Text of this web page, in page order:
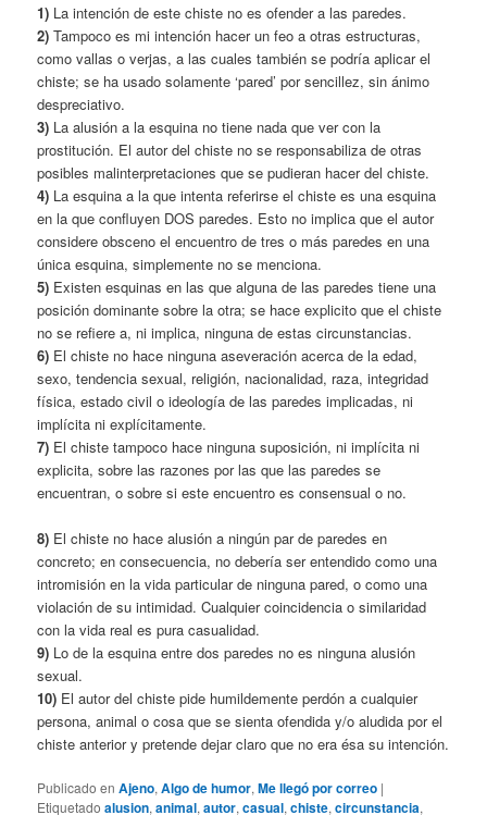
1) La intención de este chiste no es ofender a las paredes.
2) Tampoco es mi intención hacer un feo a otras estructuras,
como vallas o verjas, a las cuales también se podría aplicar el
chiste; se ha usado solamente ‘pared’ por sencillez, sin ánimo
despreciativo.
3) La alusión a la esquina no tiene nada que ver con la
prostitución. El autor del chiste no se responsabiliza de otras
posibles malinterpretaciones que se pudieran hacer del chiste.
4) La esquina a la que intenta referirse el chiste es una esquina
en la que confluyen DOS paredes. Esto no implica que el autor
considere obsceno el encuentro de tres o más paredes en una
única esquina, simplemente no se menciona.
5) Existen esquinas en las que alguna de las paredes tiene una
posición dominante sobre la otra; se hace explicito que el chiste
no se refiere a, ni implica, ninguna de estas circunstancias.
6) El chiste no hace ninguna aseveración acerca de la edad,
sexo, tendencia sexual, religión, nacionalidad, raza, integridad
física, estado civil o ideología de las paredes implicadas, ni
implícita ni explícitamente.
7) El chiste tampoco hace ninguna suposición, ni implícita ni
explicita, sobre las razones por las que las paredes se
encuentran, o sobre si este encuentro es consensual o no.
8) El chiste no hace alusión a ningún par de paredes en
concreto; en consecuencia, no debería ser entendido como una
intromisión en la vida particular de ninguna pared, o como una
violación de su intimidad. Cualquier coincidencia o similaridad
con la vida real es pura casualidad.
9) Lo de la esquina entre dos paredes no es ninguna alusión
sexual.
10) El autor del chiste pide humildemente perdón a cualquier
persona, animal o cosa que se sienta ofendida y/o aludida por el
chiste anterior y pretende dejar claro que no era ésa su intención.
Publicado en Ajeno,Algo de humor,Me llegó por correo |
Etiquetado alusion,animal,autor,casual,chiste,circunstancia,